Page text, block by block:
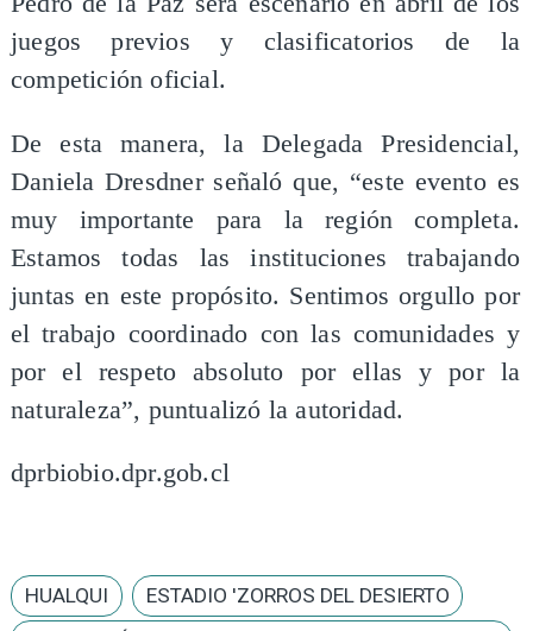
juegos previos y clasificatorios de la
competición oficial.
De esta manera, la Delegada Presidencial,
Daniela Dresdner señaló que, “este evento es
muy importante para la región completa.
Estamos todas las instituciones trabajando
juntas en este propósito. Sentimos orgullo por
el trabajo coordinado con las comunidades y
por el respeto absoluto por ellas y por la
naturaleza”, puntualizó la autoridad.
dprbiobio.dpr.gob.cl
HUALQUI
ESTADIO 'ZORROS DEL DESIERTO